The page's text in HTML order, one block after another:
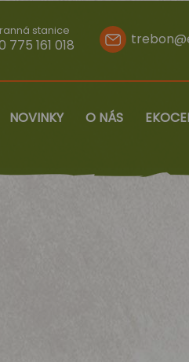
stanice
775 161 018
NOVINKY O NÁS